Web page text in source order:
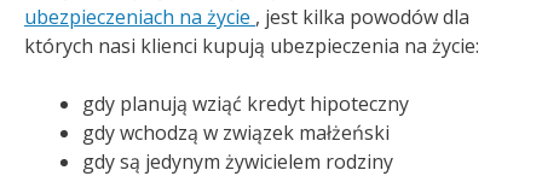
ubezpieczeniach na życie , jest kilka powodów dla
których nasi klienci kupują ubezpieczenia na życie:
gdy planują wziąć kredyt hipoteczny
gdy wchodzą w związek małżeński
gdy są jedynym żywicielem rodziny